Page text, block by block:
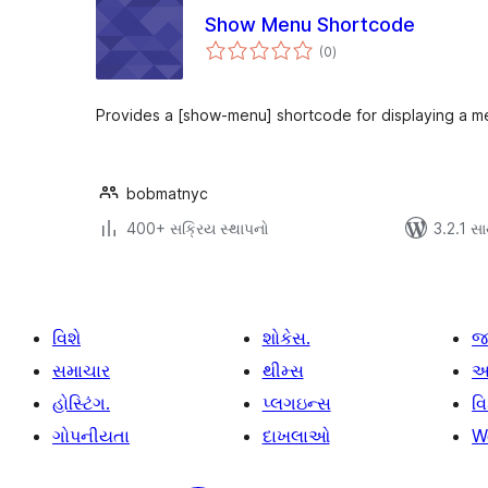
Show Menu Shortcode
(0કુલ
રેટિંગ્સ
)
Provides a [show-menu] shortcode for displaying a
bobmatnyc
400+ સક્રિય સ્થાપનો
3.2.1
વિશે
સમાચાર
હોસ્ટિંગ.
ગોપનીયતા
શોકેસ.
થીમ્સ
પ્લગઇન્સ
દાખલાઓ